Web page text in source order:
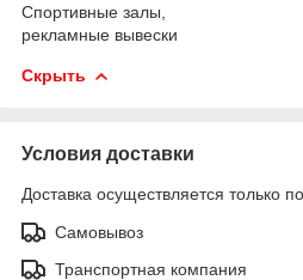
Спортивные залы,
рекламные вывески
Скрыть
Условия доставки
Доставка осуществляется только
Самовывоз
Транспортная компания